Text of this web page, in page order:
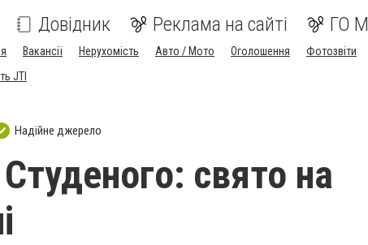
Довідник Реклама на сайті ГО
Вакансії Нерухомість Авто / Мото Оголошення Фотозвіти
JTI
Надійне джерело
свято на